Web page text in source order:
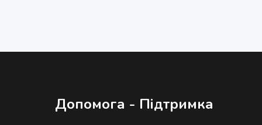
Допомога - Підтримка